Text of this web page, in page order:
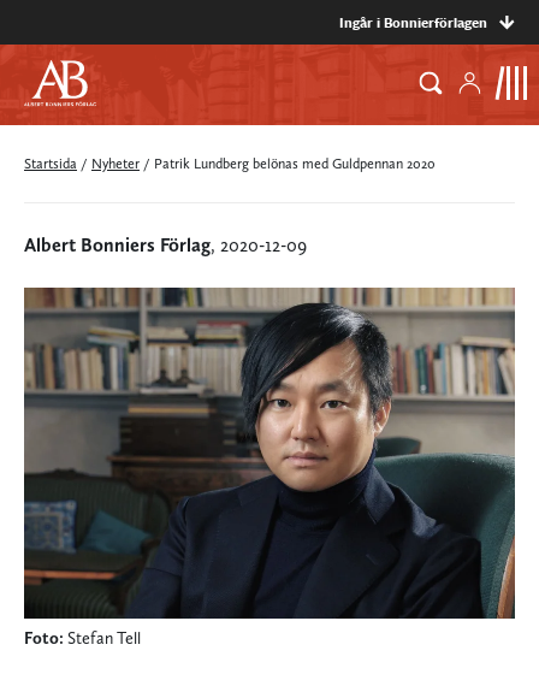
Ingår i Bonnierförlagen
Startsida / Nyheter / Patrik Lundberg belönas med Guldpennan 2020
Albert Bonniers Förlag, 2020-12-09
Foto: Stefan Tell